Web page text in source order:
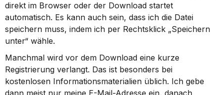
direkt im Browser oder der Download startet
automatisch. Es kann auch sein, dass ich die Datei
speichern muss, indem ich per Rechtsklick „Speichern
unter“ wähle.
Manchmal wird vor dem Download eine kurze
Registrierung verlangt. Das ist besonders bei
kostenlosen Informationsmaterialien üblich. Ich gebe
dann meist nur meine E-Mail-Adresse ein, danach